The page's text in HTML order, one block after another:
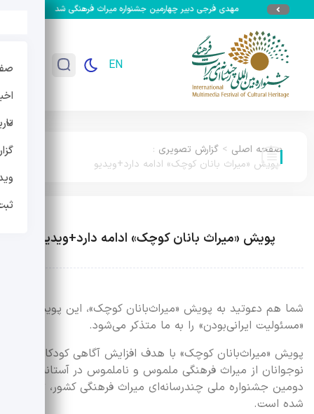
مهدی فرجی دبیر چهارمین جشنواره میراث فرهنگی شد
EN
صفحه اصلی > گزارش تصویری :
پویش «میراث بانان کوچک» ادامه دارد+ویدیو
پویش «میراث بانان کوچک» ادامه دارد+ویدیو
شما هم دعوتید به پویش «میراث‌بانان کوچک»، این پویش
«مسئولیت ایرانی‌بودن» را به ما متذکر می‌شود.
پویش «میراث‌بانان کوچک» با هدف افزایش آگاهی کودکان و
نوجوانان از میراث فرهنگی ملموس و ناملموس در آستانه
دومین جشنواره ملی چندرسانه‌ای میراث فرهنگی کشور، تعریف
شده است.